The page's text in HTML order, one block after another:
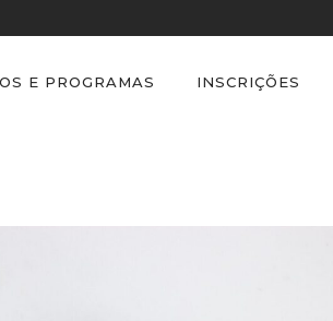
E PROGRAMAS INSCRIÇÕES